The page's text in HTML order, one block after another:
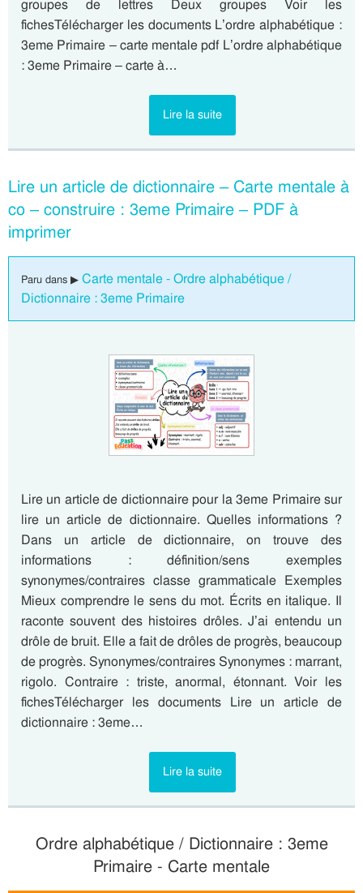
groupes de lettres Deux groupes Voir les
fichesTélécharger les documents L’ordre alphabétique :
3eme Primaire – carte mentale pdf L’ordre alphabétique
: 3eme Primaire – carte à…
Lire la suite
Lire un article de dictionnaire – Carte mentale à
co – construire : 3eme Primaire – PDF à
imprimer
Paru dans ▶ Carte mentale - Ordre alphabétique /
Dictionnaire : 3eme Primaire
Lire un article de dictionnaire pour la 3eme Primaire sur
lire un article de dictionnaire. Quelles informations ?
Dans un article de dictionnaire, on trouve des
informations : définition/sens exemples
synonymes/contraires classe grammaticale Exemples
Mieux comprendre le sens du mot. Écrits en italique. Il
raconte souvent des histoires drôles. J’ai entendu un
drôle de bruit. Elle a fait de drôles de progrès, beaucoup
de progrès. Synonymes/contraires Synonymes : marrant,
rigolo. Contraire : triste, anormal, étonnant. Voir les
fichesTélécharger les documents Lire un article de
dictionnaire : 3eme…
Lire la suite
Ordre alphabétique / Dictionnaire : 3eme
Primaire - Carte mentale